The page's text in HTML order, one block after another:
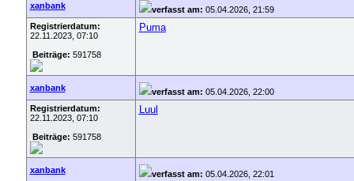
xanbank verfasst am: 05.04.2026, 21:59
Registrierdatum:
22.11.2023, 07:10
Beiträge: 591758
Puma
xanbank verfasst am: 05.04.2026, 22:00
Registrierdatum:
22.11.2023, 07:10
Beiträge: 591758
Luul
xanbank verfasst am: 05.04.2026, 22:01